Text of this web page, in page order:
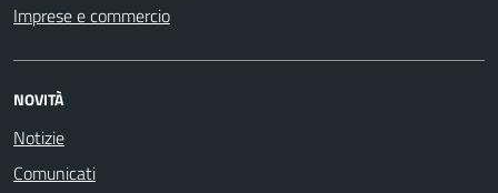
Imprese e commercio
NOVITÀ
Notizie
Comunicati